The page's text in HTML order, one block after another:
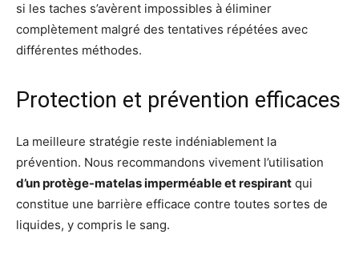
si les taches s’avèrent impossibles à éliminer
complètement malgré des tentatives répétées avec
différentes méthodes.
Protection et prévention efficaces
La meilleure stratégie reste indéniablement la
prévention. Nous recommandons vivement l’utilisation
d’un protège-matelas imperméable et respirant qui
constitue une barrière efficace contre toutes sortes de
liquides, y compris le sang.